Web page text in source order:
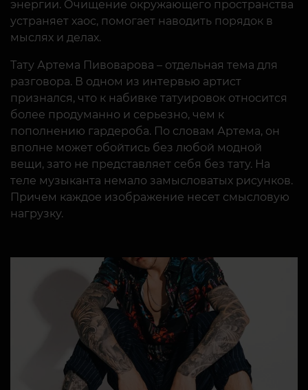
энергии. Очищение окружающего пространства
устраняет хаос, помогает наводить порядок в
мыслях и делах.
Тату Артема Пивоварова – отдельная тема для
разговора. В одном из интервью артист
признался, что к набивке татуировок относится
более продуманно и серьезно, чем к
пополнению гардероба. По словам Артема, он
вполне может обойтись без любой модной
вещи, зато не представляет себя без тату. На
теле музыканта немало замысловатых рисунков.
Причем каждое изображение несет смысловую
нагрузку.